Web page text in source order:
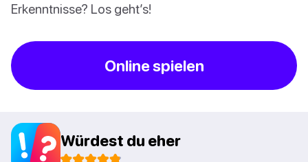
Erkenntnisse? Los geht’s!
Online spielen
Würdest du eher